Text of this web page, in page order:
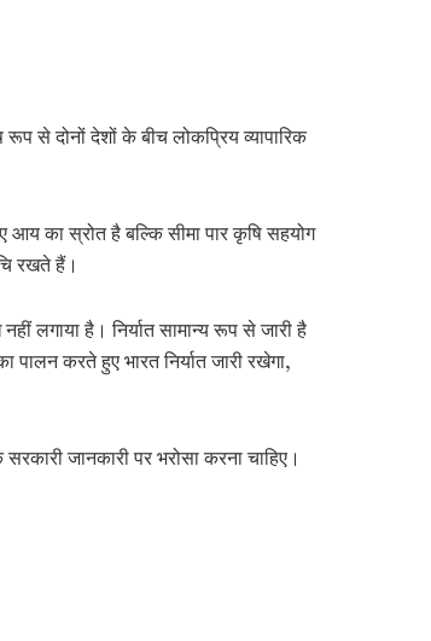
से दोनों देशों के बीच लोकप्रिय व्यापारिक
आय का स्रोत है बल्कि सीमा पार कृषि सहयोग
रखते हैं।
लगाया है । निर्यात सामान्य रूप से जारी है
करते हुए भारत निर्यात जारी रखेगा,
जानकारी पर भरोसा करना चाहिए।